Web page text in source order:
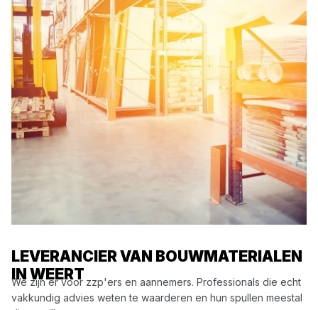
LEVERANCIER VAN BOUWMATERIALEN
IN WEERT
We zijn er voor zzp'ers en aannemers. Professionals die echt
vakkundig advies weten te waarderen en hun spullen meestal